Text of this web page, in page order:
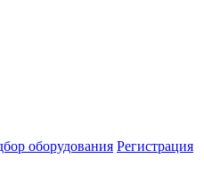
оборудования Регистрация